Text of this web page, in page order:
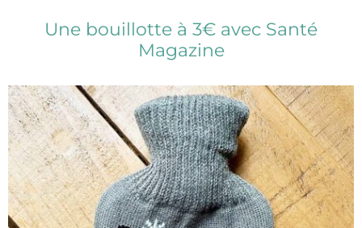
Une bouillotte à 3€ avec Santé
Magazine